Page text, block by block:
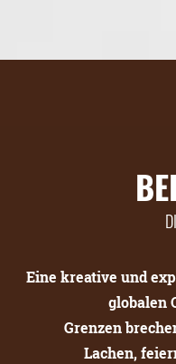
Eine kreative und
globalen
Grenzen
Lachen,